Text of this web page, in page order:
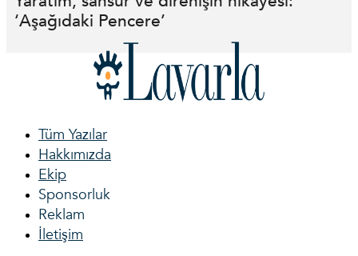
‘Aşağıdaki Pencere’
Tüm Yazılar
Hakkımızda
Ekip
Sponsorluk
Reklam
İletişim